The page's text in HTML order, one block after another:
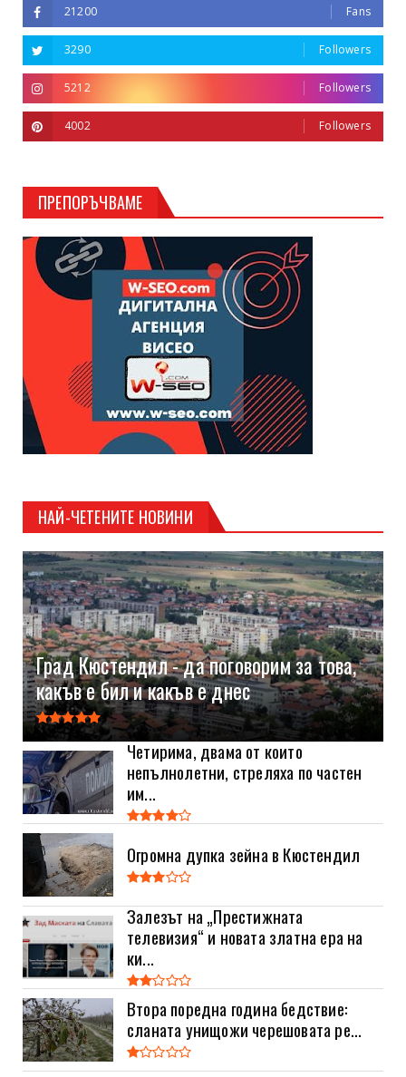
21200 Fans
3290 Followers
5212 Followers
4002 Followers
ПРЕПОРЪЧВАМЕ
НАЙ-ЧЕТЕНИТЕ НОВИНИ
Град Кюстендил - да поговорим за това,
какъв е бил и какъв е днес
Четирима, двама от които
непълнолетни, стреляха по частен
им...
Огромна дупка зейна в Кюстендил
Залезът на „Престижната
телевизия“ и новата златна ера на
ки...
Втора поредна година бедствие:
сланата унищожи черешовата ре...